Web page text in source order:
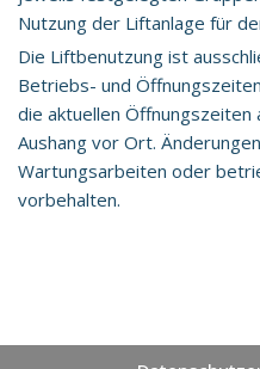
Nutzung der Liftanlage für
Die Liftbenutzung ist
Betriebs- und
die aktuellen
Aushang vor Ort.
Wartungsarbeiten oder
vorbehalten.